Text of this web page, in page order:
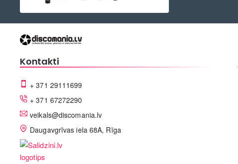
Kontakti
+ 371 29111699
+ 371 67272290
veikals@discomania.lv
Daugavgrīvas iela 68A, Rīga